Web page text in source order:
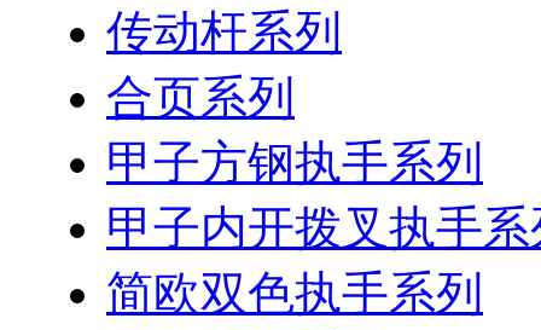
传动杆系列
合页系列
甲子方钢执手系列
甲子内开拨叉执手系
简欧双色执手系列